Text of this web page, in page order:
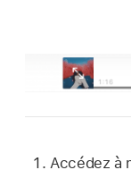
Accédez à